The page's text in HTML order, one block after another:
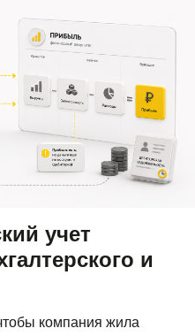
учет
и
компания жила